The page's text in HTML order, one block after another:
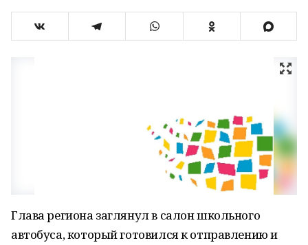
Глава региона заглянул в салон школьного
автобуса, который готовился к отправлению и